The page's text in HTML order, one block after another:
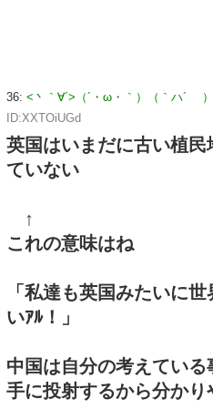
36: <丶｀∀´>（´・ω・｀）（｀ハ´
ID:XXTOiUGd
英国はいまだに古い植
ていない
↑
これの意味はね
「私達も英国みたいに
いｱﾙ！」
中国は自分の考えてい
手に投射するから分か